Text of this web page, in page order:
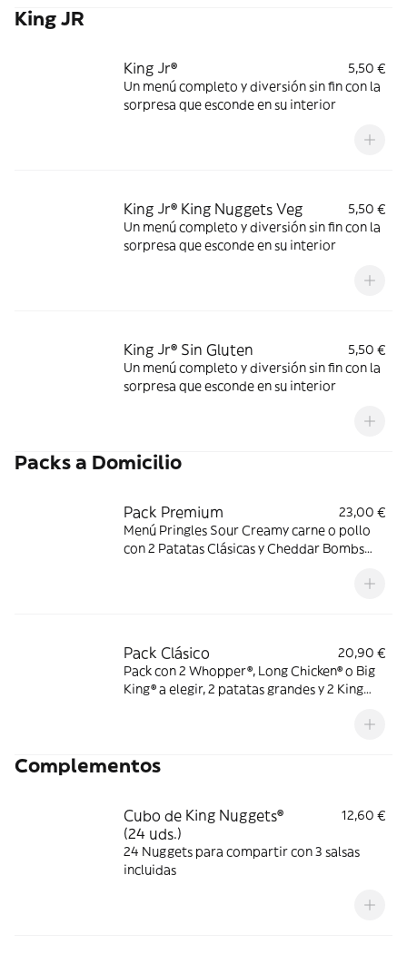
King JR
King Jr®
5,50 €
Un menú completo y diversión sin fin con la
sorpresa que esconde en su interior
King Jr® King Nuggets Veg
5,50 €
Un menú completo y diversión sin fin con la
sorpresa que esconde en su interior
King Jr® Sin Gluten
5,50 €
Un menú completo y diversión sin fin con la
sorpresa que esconde en su interior
Packs a Domicilio
Pack Premium
23,00 €
Menú Pringles Sour Creamy carne o pollo
con 2 Patatas Clásicas y Cheddar Bombs
Pack Clásico
20,90 €
Pack con 2 Whopper®, Long Chicken® o Big
King® a elegir, 2 patatas grandes y 2 King
Complementos
Cubo de King Nuggets®
(24 uds.)
12,60 €
24 Nuggets para compartir con 3 salsas
incluidas